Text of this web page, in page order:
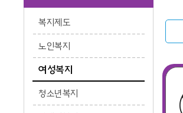
복지제도
노인복지
여성복지
청소년복지